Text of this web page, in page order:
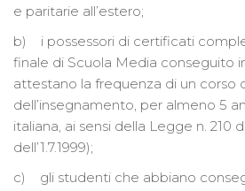
e paritarie all’estero;
b) i possessori di certificati
finale di Scuola Media conseguito
attestano la frequenza di un corso
dell’insegnamento, per almeno 5
italiana, ai sensi della Legge n. 210
dell’1.7.1999);
c) gli studenti che abbiano